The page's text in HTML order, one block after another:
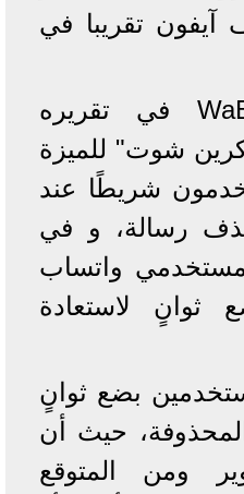
آيفون تقريبا في
وشارك WaBetaInfo في تقريره
شوت" للميزة
شريطًا عند
رسالة، و في
مستخدمي واتساب
ثوانٍ لاستعادة
بضع ثوانٍ
حيث أن
ومن المتوقع